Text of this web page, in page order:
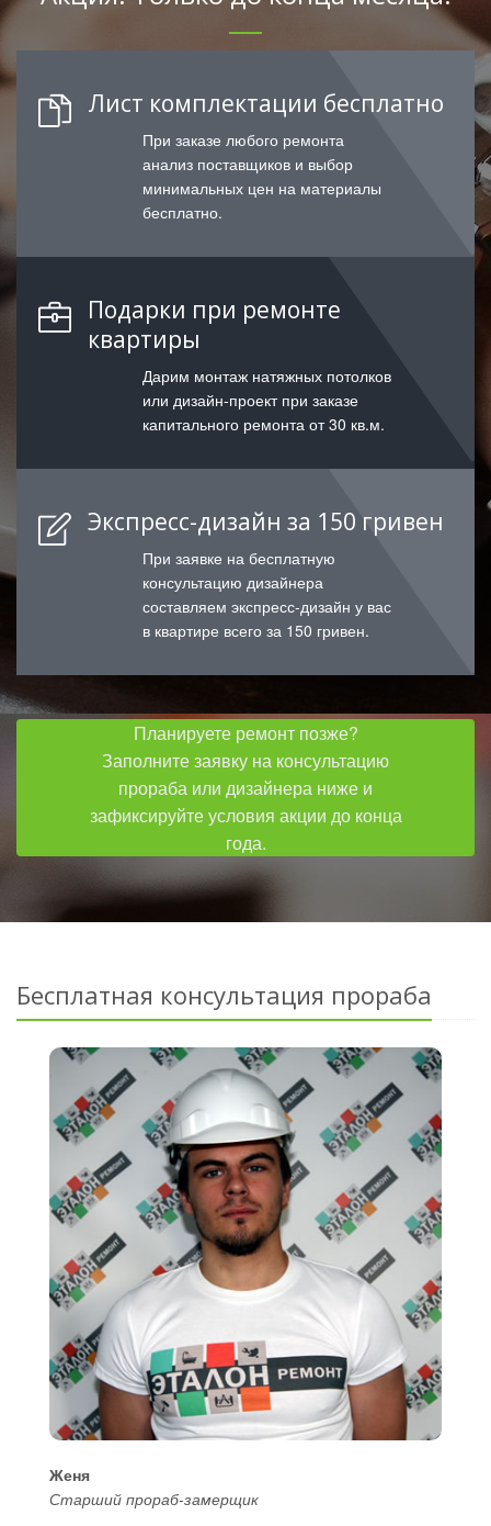
Лист комплектации бесплатно
При заказе любого ремонта
анализ поставщиков и выбор
минимальных цен на материалы
бесплатно.
Подарки при ремонте
квартиры
Дарим монтаж натяжных потолков
или дизайн-проект при заказе
капитального ремонта от 30 кв.м.
Экспресс-дизайн за 150 гривен
При заявке на бесплатную
консультацию дизайнера
составляем экспресс-дизайн у вас
в квартире всего за 150 гривен.
Планируете ремонт позже?
Заполните заявку на консультацию
прораба или дизайнера ниже и
зафиксируйте условия акции до конца
года.
Бесплатная консультация прораба
Женя
Старший прораб-замерщик